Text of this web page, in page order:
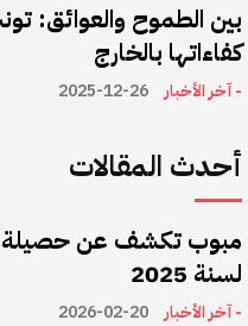
بين الطموح والعوائق:
كفاءاتها بالخارج
- آخر الأخبار 2025-12-26
أحدث المقالات
مبوب تكشف عن حصيلة
لسنة 2025
- آخر الأخبار 2026-02-20